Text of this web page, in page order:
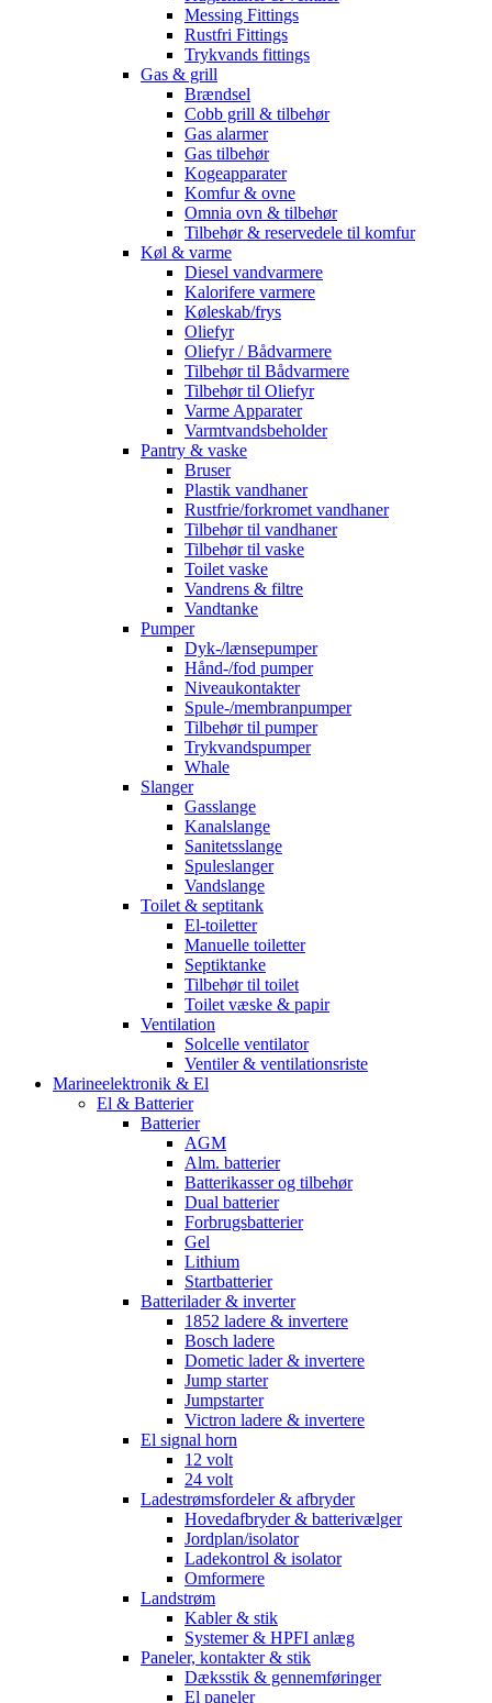
Messing Fittings
Rustfri Fittings
Trykvands fittings
Gas & grill
Brændsel
Cobb grill & tilbehør
Gas alarmer
Gas tilbehør
Kogeapparater
Komfur & ovne
Omnia ovn & tilbehør
Tilbehør & reservedele til komfur
Køl & varme
Diesel vandvarmere
Kalorifere varmere
Køleskab/frys
Oliefyr
Oliefyr / Bådvarmere
Tilbehør til Bådvarmere
Tilbehør til Oliefyr
Varme Apparater
Varmtvandsbeholder
Pantry & vaske
Bruser
Plastik vandhaner
Rustfrie/forkromet vandhaner
Tilbehør til vandhaner
Tilbehør til vaske
Toilet vaske
Vandrens & filtre
Vandtanke
Pumper
Dyk-/lænsepumper
Hånd-/fod pumper
Niveaukontakter
Spule-/membranpumper
Tilbehør til pumper
Trykvandspumper
Whale
Slanger
Gasslange
Kanalslange
Sanitetsslange
Spuleslanger
Vandslange
Toilet & septitank
El-toiletter
Manuelle toiletter
Septiktanke
Tilbehør til toilet
Toilet væske & papir
Ventilation
Solcelle ventilator
Ventiler & ventilationsriste
Marineelektronik & El
El & Batterier
Batterier
AGM
Alm. batterier
Batterikasser og tilbehør
Dual batterier
Forbrugsbatterier
Gel
Lithium
Startbatterier
Batterilader & inverter
1852 ladere & invertere
Bosch ladere
Dometic lader & invertere
Jump starter
Jumpstarter
Victron ladere & invertere
El signal horn
12 volt
24 volt
Ladestrømsfordeler & afbryder
Hovedafbryder & batterivælger
Jordplan/isolator
Ladekontrol & isolator
Omformere
Landstrøm
Kabler & stik
Systemer & HPFI anlæg
Paneler, kontakter & stik
Dæksstik & gennemføringer
El paneler